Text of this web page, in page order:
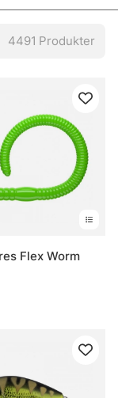
själv finns
säkert val i
4491 Produkter
Flex Worm